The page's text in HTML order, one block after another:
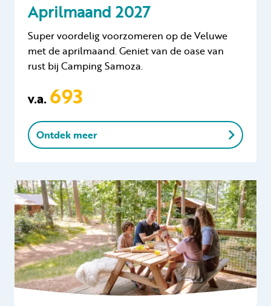
Aprilmaand 2027
Super voordelig voorzomeren op de Veluwe
met de aprilmaand. Geniet van de oase van
rust bij Camping Samoza.
v.a.693
Ontdek meer